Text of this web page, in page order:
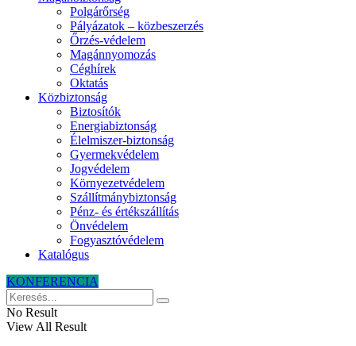
Polgárőrség
Pályázatok – közbeszerzés
Őrzés-védelem
Magánnyomozás
Céghírek
Oktatás
Közbiztonság
Biztosítók
Energiabiztonság
Élelmiszer-biztonság
Gyermekvédelem
Jogvédelem
Környezetvédelem
Szállítmánybiztonság
Pénz- és értékszállítás
Önvédelem
Fogyasztóvédelem
Katalógus
KONFERENCIA
No Result
View All Result